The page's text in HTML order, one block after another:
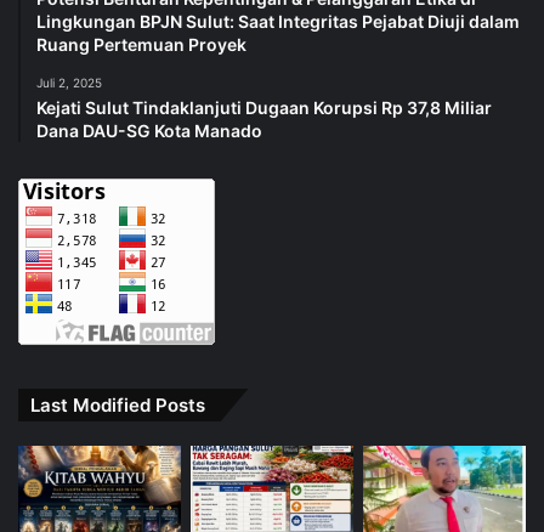
Lingkungan BPJN Sulut: Saat Integritas Pejabat Diuji dalam
Ruang Pertemuan Proyek
Juli 2, 2025
Kejati Sulut Tindaklanjuti Dugaan Korupsi Rp 37,8 Miliar
Dana DAU-SG Kota Manado
Last Modified Posts